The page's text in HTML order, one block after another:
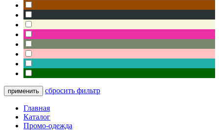
сбросить фильтр
Главная
Каталог
Промо-одежда